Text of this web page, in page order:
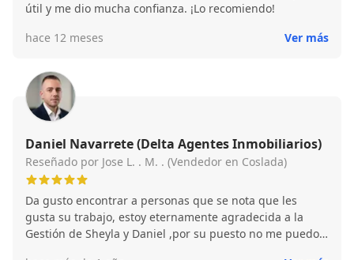
útil y me dio mucha confianza. ¡Lo recomiendo!
hace 12 meses
Ver más
Daniel Navarrete (Delta Agentes Inmobiliarios)
Reseñado por Jose L. . M. . (Vendedor en Coslada)
Da gusto encontrar a personas que se nota que les
gusta su trabajo, estoy eternamente agradecida a la
Gestión de Sheyla y Daniel ,por su puesto no me puedo